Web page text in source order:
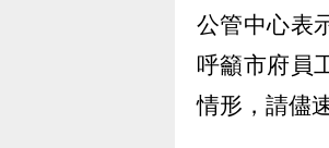
公管中心表
呼籲市府員
情形，請儘